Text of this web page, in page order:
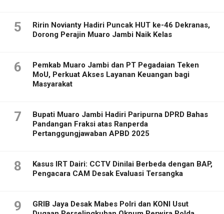
5
Ririn Novianty Hadiri Puncak HUT ke-46 Dekranas,
Dorong Perajin Muaro Jambi Naik Kelas
6
Pemkab Muaro Jambi dan PT Pegadaian Teken
MoU, Perkuat Akses Layanan Keuangan bagi
Masyarakat
7
Bupati Muaro Jambi Hadiri Paripurna DPRD Bahas
Pandangan Fraksi atas Ranperda
Pertanggungjawaban APBD 2025
8
Kasus IRT Dairi: CCTV Dinilai Berbeda dengan BAP,
Pengacara CAM Desak Evaluasi Tersangka
9
GRIB Jaya Desak Mabes Polri dan KONI Usut